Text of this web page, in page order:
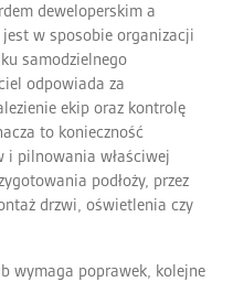
deweloperskim a
w sposobie organizacji
samodzielnego
odpowiada za
ekip oraz kontrolę
to konieczność
i pilnowania właściwej
podłoży, przez
drzwi, oświetlenia czy
wymaga poprawek, kolejne